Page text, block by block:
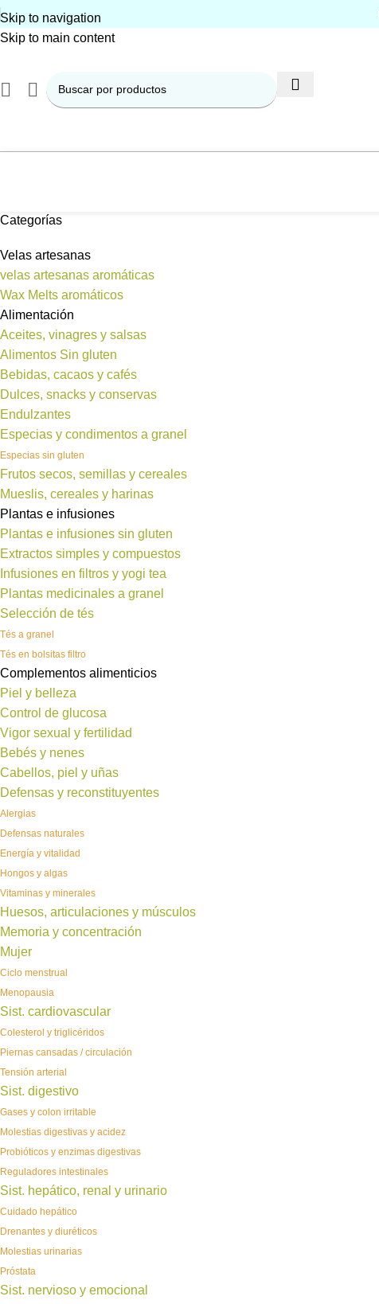
Skip to navigation
Skip to main content
Categorías
Velas artesanas
velas artesanas aromáticas
Wax Melts aromáticos
Alimentación
Aceites, vinagres y salsas
Alimentos Sin gluten
Bebidas, cacaos y cafés
Dulces, snacks y conservas
Endulzantes
Especias y condimentos a granel
Especias sin gluten
Frutos secos, semillas y cereales
Mueslis, cereales y harinas
Plantas e infusiones
Plantas e infusiones sin gluten
Extractos simples y compuestos
Infusiones en filtros y yogi tea
Plantas medicinales a granel
Selección de tés
Tés a granel
Tés en bolsitas filtro
Complementos alimenticios
Piel y belleza
Control de glucosa
Vigor sexual y fertilidad
Bebés y nenes
Cabellos, piel y uñas
Defensas y reconstituyentes
Alergias
Defensas naturales
Energía y vitalidad
Hongos y algas
Vitaminas y minerales
Huesos, articulaciones y músculos
Memoria y concentración
Mujer
Ciclo menstrual
Menopausia
Sist. cardiovascular
Colesterol y triglicéridos
Piernas cansadas / circulación
Tensión arterial
Sist. digestivo
Gases y colon irritable
Molestias digestivas y acidez
Probióticos y enzimas digestivas
Reguladores intestinales
Sist. hepático, renal y urinario
Cuidado hepático
Drenantes y diuréticos
Molestias urinarias
Próstata
Sist. nervioso y emocional